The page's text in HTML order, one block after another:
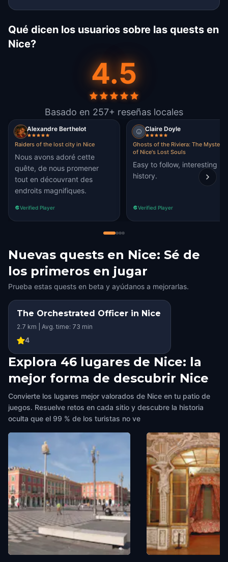
Qué dicen los usuarios sobre las quests en
Nice?
4.5
Basado en 257+ reseñas locales
Alexandre Berthelot
Raiders of the lost city in Nice
Nous avons adoré cette
quête, de nous promener
tout en découvrant des
endroits magnifiques.
Verified Player
Claire Doyle
Ghosts of the Riviera: The Mystery
of Nice's Lost Souls
Easy to follow, interesting
history.
Verified Player
Nuevas quests en Nice: Sé de
los primeros en jugar
Prueba estas quests en beta y ayúdanos a mejorarlas.
STEP INTO THE STORY
The Orchestrated Officer in Nice
2.7 km | Avg. time: 73 min
4
Explora 46 lugares de Nice: la
mejor forma de descubrir Nice
Convierte los lugares mejor valorados de Nice en tu patio de
juegos. Resuelve retos en cada sitio y descubre la historia
oculta que el 99 % de los turistas no ve